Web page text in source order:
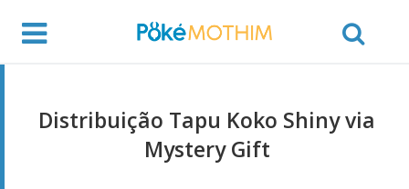
Distribuição Tapu Koko Shiny via
Mystery Gift